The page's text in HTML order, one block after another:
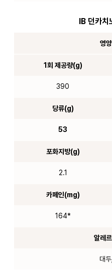
IB 던카
영
1회 제공량(g)
390
당류(g)
53
포화지방(g)
2.1
카페인(mg)
164*
알레
대